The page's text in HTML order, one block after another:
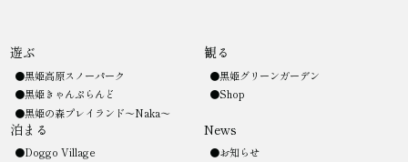
遊ぶ
黒姫高原スノーパーク
黒姫きゃんぷらんど
黒姫の森プレイランド〜Naka〜
観る
黒姫グリーンガーデン
Shop
泊まる
Doggo Village
News
お知らせ